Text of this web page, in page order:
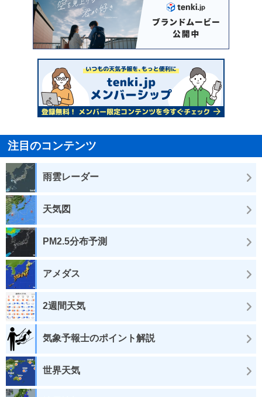
注目のコンテンツ
雨雲レーダー
天気図
PM2.5分布予測
アメダス
2週間天気
気象予報士のポイント解説
世界天気